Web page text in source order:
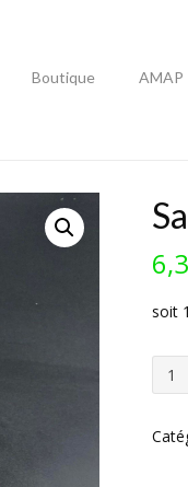
Boutique AMAP
soit
de
à